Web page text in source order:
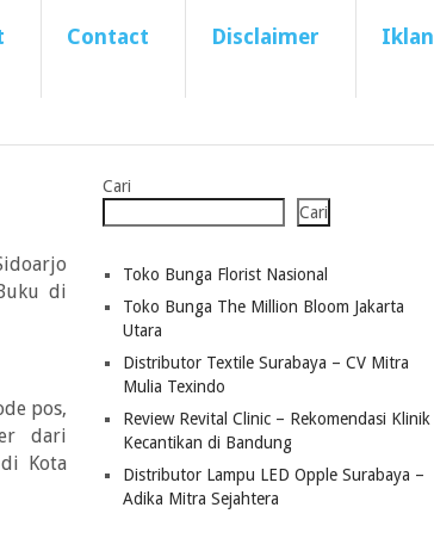
Contact Disclaimer Iklan
di
pos,
dari
Kota
Cari
Cari
Toko Bunga Florist Nasional
Toko Bunga The Million Bloom Jakarta
Utara
Distributor Textile Surabaya – CV Mitra
Mulia Texindo
Review Revital Clinic – Rekomendasi Klinik
Kecantikan di Bandung
Distributor Lampu LED Opple Surabaya –
Adika Mitra Sejahtera